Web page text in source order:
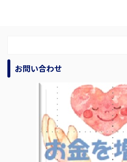
お問い合わせ